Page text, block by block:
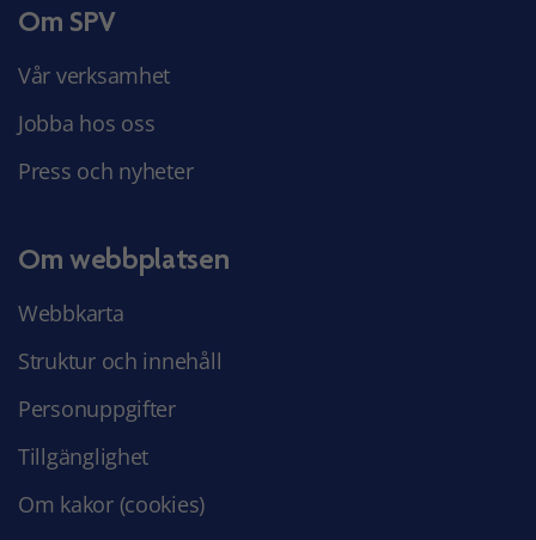
Om SPV
Vår verksamhet
Jobba hos oss
Press och nyheter
Om webbplatsen
Webbkarta
Struktur och innehåll
Personuppgifter
Tillgänglighet
Om kakor (cookies)